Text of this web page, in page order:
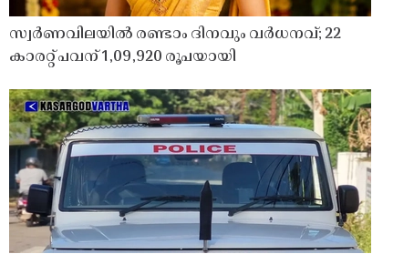
സ്വർണവിലയിൽ രണ്ടാം ദിനവും വർധനവ്; 22
കാരറ്റ് പവന് 1,09,920 രൂപയായി